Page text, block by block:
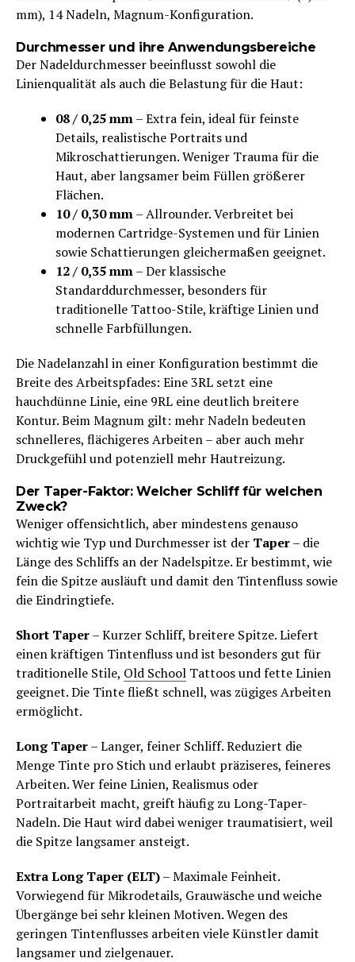
mm), 14 Nadeln, Magnum-Konfiguration.
Durchmesser und ihre Anwendungsbereiche
Der Nadeldurchmesser beeinflusst sowohl die
Linienqualität als auch die Belastung für die Haut:
08 / 0,25 mm– Extra fein, ideal für feinste
Details, realistische Portraits und
Mikroschattierungen. Weniger Trauma für die
Haut, aber langsamer beim Füllen größerer
Flächen.
10 / 0,30 mm– Allrounder. Verbreitet bei
modernen Cartridge-Systemen und für Linien
sowie Schattierungen gleichermaßen geeignet.
12 / 0,35 mm– Der klassische
Standarddurchmesser, besonders für
traditionelle Tattoo-Stile, kräftige Linien und
schnelle Farbfüllungen.
Die Nadelanzahl in einer Konfiguration bestimmt die
Breite des Arbeitspfades: Eine 3RL setzt eine
hauchdünne Linie, eine 9RL eine deutlich breitere
Kontur. Beim Magnum gilt: mehr Nadeln bedeuten
schnelleres, flächigeres Arbeiten – aber auch mehr
Druckgefühl und potenziell mehr Hautreizung.
Der Taper-Faktor: Welcher Schliff für welchen
Zweck?
Weniger offensichtlich, aber mindestens genauso
wichtig wie Typ und Durchmesser ist der Taper– die
Länge des Schliffs an der Nadelspitze. Er bestimmt, wie
fein die Spitze ausläuft und damit den Tintenfluss sowie
die Eindringtiefe.
Short Taper– Kurzer Schliff, breitere Spitze. Liefert
einen kräftigen Tintenfluss und ist besonders gut für
traditionelle Stile, Old School Tattoos und fette Linien
geeignet. Die Tinte fließt schnell, was zügiges Arbeiten
ermöglicht.
Long Taper– Langer, feiner Schliff. Reduziert die
Menge Tinte pro Stich und erlaubt präziseres, feineres
Arbeiten. Wer feine Linien, Realismus oder
Portraitarbeit macht, greift häufig zu Long-Taper-
Nadeln. Die Haut wird dabei weniger traumatisiert, weil
die Spitze langsamer ansteigt.
Extra Long Taper (ELT)– Maximale Feinheit.
Vorwiegend für Mikrodetails, Grauwäsche und weiche
Übergänge bei sehr kleinen Motiven. Wegen des
geringen Tintenflusses arbeiten viele Künstler damit
langsamer und zielgenauer.